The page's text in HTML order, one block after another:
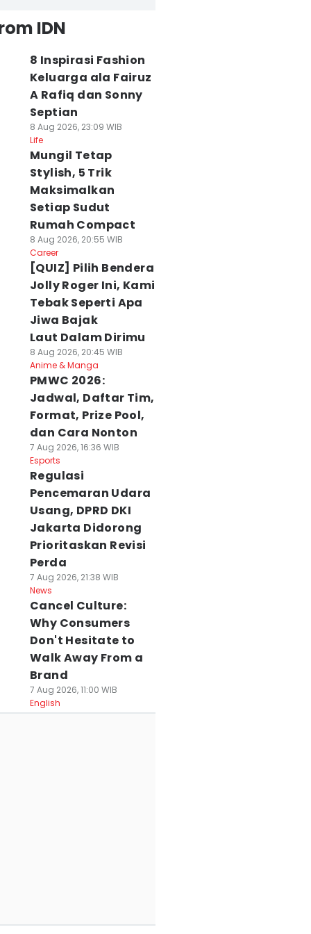
IDN
8 Inspirasi Fashion
Keluarga ala Fairuz
A Rafiq dan Sonny
Septian
8 Aug 2026, 23:09 WIB
Life
Mungil Tetap
Stylish, 5 Trik
Maksimalkan
Setiap Sudut
Rumah Compact
8 Aug 2026, 20:55 WIB
Career
[QUIZ] Pilih Bendera
Jolly Roger Ini, Kami
Tebak Seperti Apa
Jiwa Bajak
Laut Dalam Dirimu
8 Aug 2026, 20:45 WIB
Anime & Manga
PMWC 2026:
Jadwal, Daftar Tim,
Format, Prize Pool,
dan Cara Nonton
7 Aug 2026, 16:36 WIB
Esports
Regulasi
Pencemaran Udara
Usang, DPRD DKI
Jakarta Didorong
Prioritaskan Revisi
Perda
7 Aug 2026, 21:38 WIB
News
Cancel Culture:
Why Consumers
Don't Hesitate to
Walk Away From a
Brand
7 Aug 2026, 11:00 WIB
English